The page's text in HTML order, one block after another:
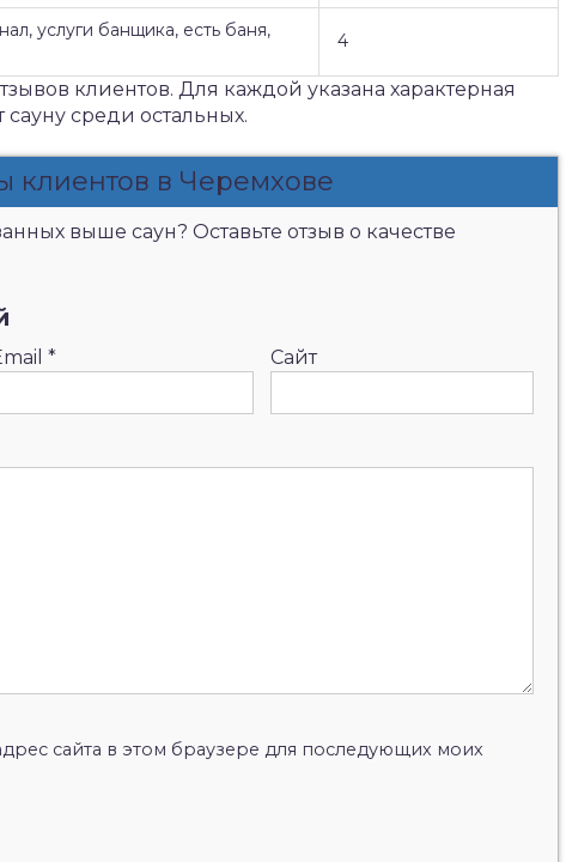
услуги банщика, есть баня,
4
клиентов. Для каждой указана характерная
сауну среди остальных.
клиентов в Черемхове
выше саун? Оставьте отзыв о качестве
* Сайт
сайта в этом браузере для последующих моих